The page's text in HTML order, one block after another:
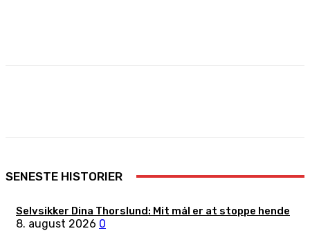
SENESTE HISTORIER
Selvsikker Dina Thorslund: Mit mål er at stoppe hende
8. august 2026 0